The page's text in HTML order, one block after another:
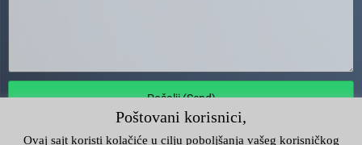
Pošalji (Send)
Poštovani korisnici,
Ovaj sajt koristi kolačiće u cilju poboljšanja vašeg korisničkog